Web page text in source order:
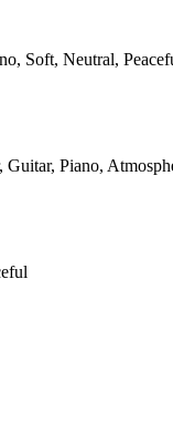
Soft, Neutral,
Guitar, Piano,